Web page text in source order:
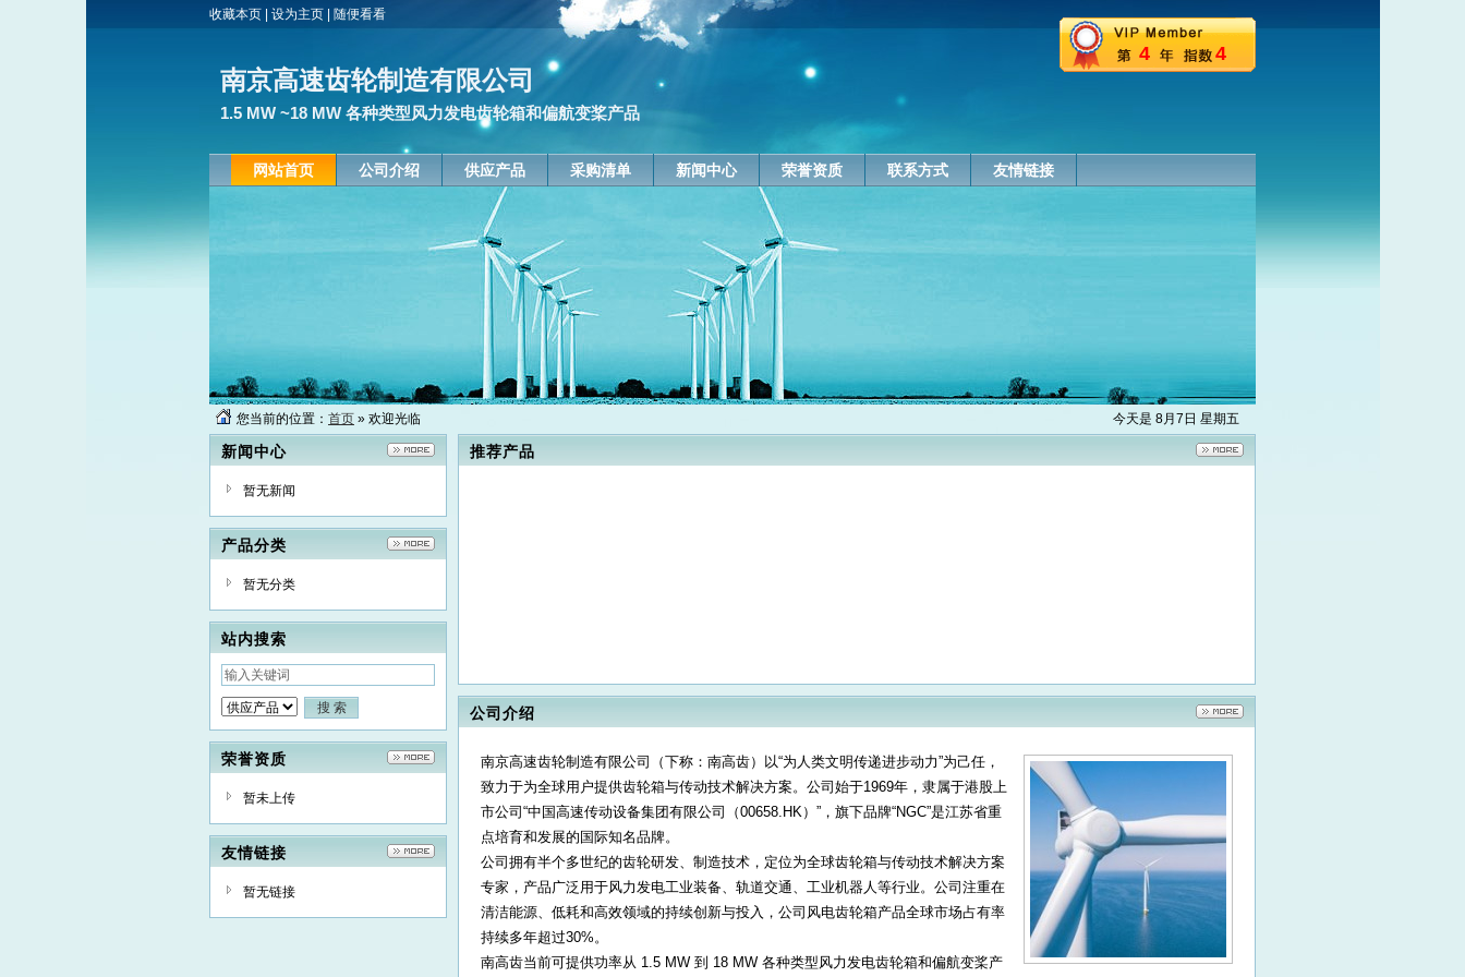
收藏本页 设为主页 随便看看
4 4
南京高速齿轮制造有限公司
1.5 MW ~18 MW 各种类型风力发电齿轮箱和偏航变桨产品
网站首页 公司介绍 供应产品 采购清单 新闻中心 荣誉资质 联系方式 友情链接
今天是 8月7日 星期五
您当前的位置： 首页 » 欢迎光临
新闻中心
暂无新闻
产品分类
暂无分类
站内搜索
荣誉资质
暂未上传
友情链接
暂无链接
推荐产品
公司介绍
南京高速齿轮制造有限公司（下称：南高齿）以“为人类文明传递进步动力”为己任，
致力于为全球用户提供齿轮箱与传动技术解决方案。公司始于1969年，隶属于港股上
市公司“中国高速传动设备集团有限公司（00658.HK）”，旗下品牌“NGC”是江苏省重
点培育和发展的国际知名品牌。
公司拥有半个多世纪的齿轮研发、制造技术，定位为全球齿轮箱与传动技术解决方案
专家，产品广泛用于风力发电工业装备、轨道交通、工业机器人等行业。公司注重在
清洁能源、低耗和高效领域的持续创新与投入，公司风电齿轮箱产品全球市场占有率
持续多年超过30%。
南高齿当前可提供功率从 1.5 MW 到 18 MW 各种类型风力发电齿轮箱和偏航变桨产